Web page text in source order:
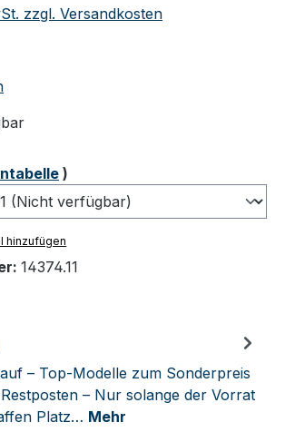
zzgl. Versandkosten
Bewertung von 5 von 5 Sternen
)
hinzufügen
14374.11
– Top-Modelle zum Sonderpreis
– Nur solange der Vorrat
Platz… Mehr